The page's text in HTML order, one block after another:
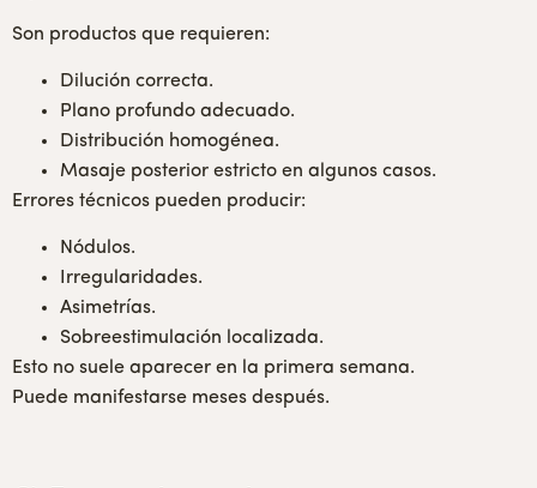
Son productos que requieren:
Dilución correcta.
Plano profundo adecuado.
Distribución homogénea.
Masaje posterior estricto en algunos casos.
Errores técnicos pueden producir:
Nódulos.
Irregularidades.
Asimetrías.
Sobreestimulación localizada.
Esto no suele aparecer en la primera semana.
Puede manifestarse meses después.